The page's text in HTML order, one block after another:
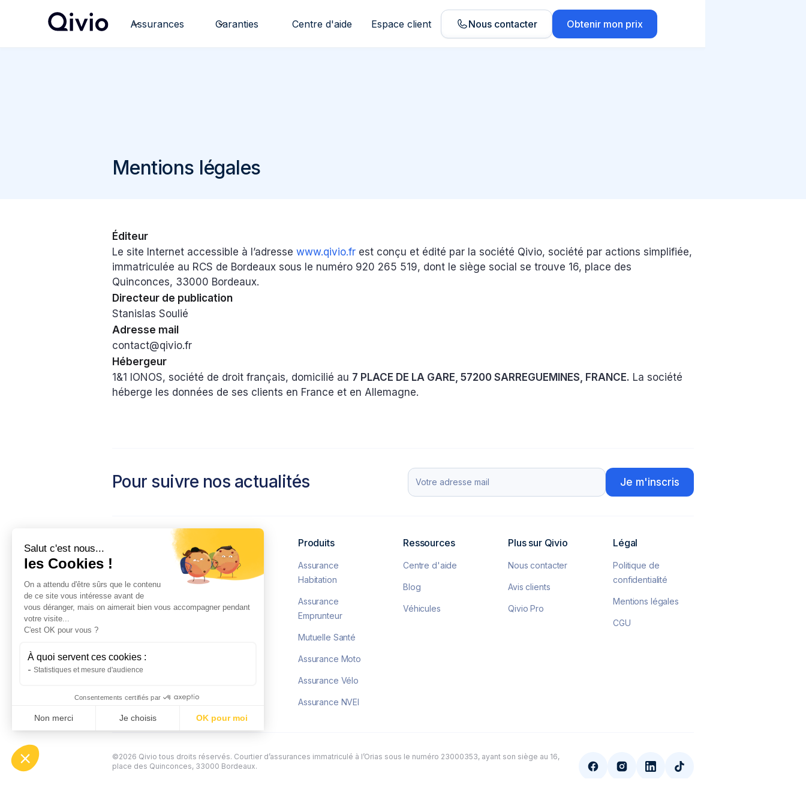
Assurances Garanties Centre d'aide Espace client Nous contacter Obtenir mon prix
Mentions légales
Éditeur
Le site Internet accessible à l’adresse www.qivio.frest conçu et édité par la société Qivio, société par actions simplifiée,
immatriculée au RCS de Bordeaux sous le numéro 920 265 519, dont le siège social se trouve 16, place des
Quinconces, 33000 Bordeaux.
Directeur de publication
Stanislas Soulié
Adresse mail
contact@qivio.fr
Hébergeur
1&1 IONOS, société de droit français, domicilié au 7 PLACE DE LA GARE, 57200 SARREGUEMINES, FRANCE. La société
héberge les données de ses clients en France et en Allemagne.
Pour suivre nos actualités
Fait avec ❤️ à Bordeaux
Contactez-nous
Produits
Assurance
Habitation
Assurance
Emprunteur
Mutuelle Santé
Assurance Moto
Assurance Vélo
Assurance NVEI
Ressources
Centre d'aide
Blog
Véhicules
Plus sur Qivio
Nous contacter
Avis clients
Qivio Pro
Légal
Politique de
confidentialité
Mentions légales
CGU
©2026 Qivio tous droits réservés. Courtier d’assurances immatriculé à l’Orias sous le numéro 23000353, ayant son siège au 16,
place des Quinconces, 33000 Bordeaux.
Salut c'est nous...
les Cookies !
On a attendu d'être sûrs que le contenu
de ce site vous intéresse avant de
vous déranger, mais on aimerait bien vous accompagner pendant
votre visite...
C'est OK pour vous ?
À quoi servent ces cookies :
Statistiques et mesure d'audience
Consentements certifiés par
Non merci Je choisis OK pour moi
Notre plateforme vous permet d'adapter et de gérer vos paramètres de confidentialité, en garantissant la conformité avec les réglementations. Personnalisez